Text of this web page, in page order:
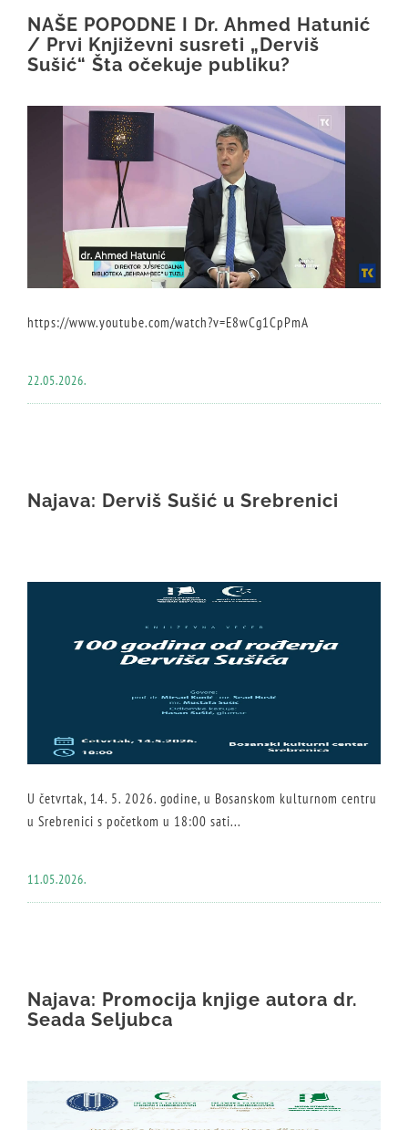
NAŠE POPODNE I Dr. Ahmed Hatunić
/ Prvi Književni susreti „Derviš
Sušić“ Šta očekuje publiku?
https://www.youtube.com/watch?v=E8wCg1CpPmA
22.05.2026.
Najava: Derviš Sušić u Srebrenici
U četvrtak, 14. 5. 2026. godine, u Bosanskom kulturnom centru
u Srebrenici s početkom u 18:00 sati...
11.05.2026.
Najava: Promocija knjige autora dr.
Seada Seljubca